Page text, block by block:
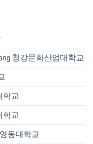
청강문화산업대학교
학교
학교
영동대학교